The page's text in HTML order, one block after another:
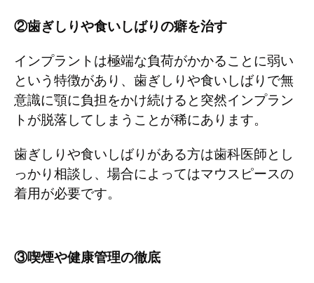
②歯ぎしりや食いしばりの癖を治す
インプラントは極端な負荷がかかることに弱い
という特徴があり、歯ぎしりや食いしばりで無
意識に顎に負担をかけ続けると突然インプラン
トが脱落してしまうことが稀にあります。
歯ぎしりや食いしばりがある方は歯科医師とし
っかり相談し、場合によってはマウスピースの
着用が必要です。
③喫煙や健康管理の徹底